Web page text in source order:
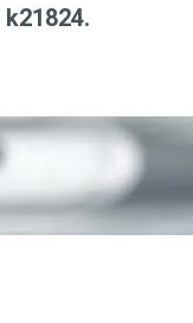
k21824.